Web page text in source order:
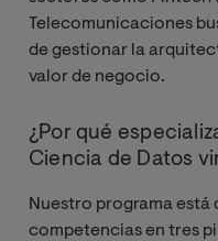
Telecomunicaciones
de gestionar la
valor de negocio.
¿Por qué
Ciencia de Datos
Nuestro programa está
competencias en tres